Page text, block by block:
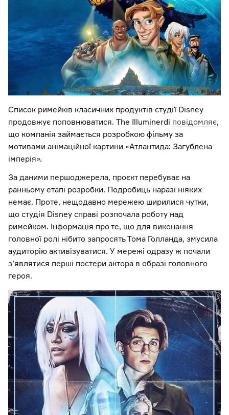
Список римейків класичних продуктів студії Disney
продовжує поповнюватися. The Illuminerdi повідомляє,
що компанія займається розробкою фільму за
мотивами анімаційної картини «Атлантида: Загублена
імперія».
За даними першоджерела, проєкт перебуває на
ранньому етапі розробки. Подробиць наразі ніяких
немає. Проте, нещодавно мережею ширилися чутки,
що студія Disney справі розпочала роботу над
римейком. Інформація про те, що для виконання
головної ролі нібито запросять Тома Голланда, змусила
аудиторію активізуватися. У мережі одразу ж почали
з’являтися перші постери актора в образі головного
героя.